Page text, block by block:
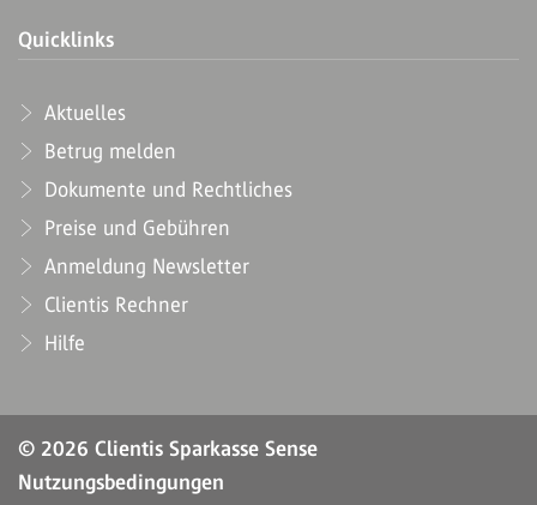
Quicklinks
Aktuelles
Betrug melden
Dokumente und Rechtliches
Preise und Gebühren
Anmeldung Newsletter
Clientis Rechner
Hilfe
© 2026 Clientis Sparkasse Sense
Nutzungsbedingungen